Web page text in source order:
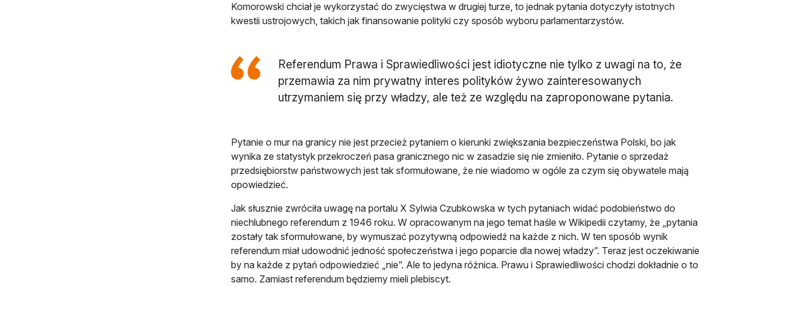
Komorowski chciał je wykorzystać do zwycięstwa w drugiej turze, to jednak pytania dotyczyły istotnych
kwestii ustrojowych, takich jak finansowanie polityki czy sposób wyboru parlamentarzystów.
Referendum Prawa i Sprawiedliwości jest idiotyczne nie tylko z uwagi na to, że
przemawia za nim prywatny interes polityków żywo zainteresowanych
utrzymaniem się przy władzy, ale też ze względu na zaproponowane pytania.
Pytanie o mur na granicy nie jest przecież pytaniem o kierunki zwiększania bezpieczeństwa Polski, bo jak
wynika ze statystyk przekroczeń pasa granicznego nic w zasadzie się nie zmieniło. Pytanie o sprzedaż
przedsiębiorstw państwowych jest tak sformułowane, że nie wiadomo w ogóle za czym się obywatele mają
opowiedzieć.
Jak słusznie zwróciła uwagę na portalu X Sylwia Czubkowska w tych pytaniach widać podobieństwo do
niechlubnego referendum z 1946 roku. W opracowanym na jego temat haśle w Wikipedii czytamy, że „pytania
zostały tak sformułowane, by wymuszać pozytywną odpowiedź na każde z nich. W ten sposób wynik
referendum miał udowodnić jedność społeczeństwa i jego poparcie dla nowej władzy”. Teraz jest oczekiwanie
by na każde z pytań odpowiedzieć „nie”. Ale to jedyna różnica. Prawu i Sprawiedliwości chodzi dokładnie o to
samo. Zamiast referendum będziemy mieli plebiscyt.